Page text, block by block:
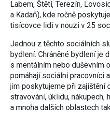
Labem, Štětí, Terezín,
a Kadaň), kde ročně
tisícovce lidí v nouzi v 25
Jednou z těchto sociálních
bydlení. Chráněné bydlení je
s mentálním nebo duševním
pomáhají sociální pracovníci
jim poskytujeme při zajištění
stravování, úklidu, nákupech,
a mnoha dalších oblastech